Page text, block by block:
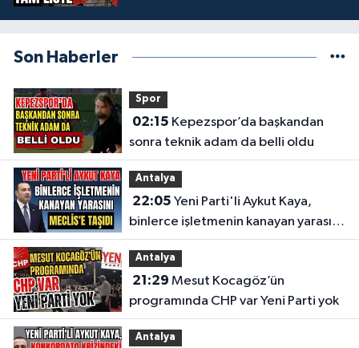
Son Haberler
Spor
02:15
sonra teknik adam da belli oldu
Antalya
22:05
binlerce işletmenin kanayan yarasını
Meclis'e taşıdı
Antalya
21:29
programında CHP var Yeni Parti yok
Antalya